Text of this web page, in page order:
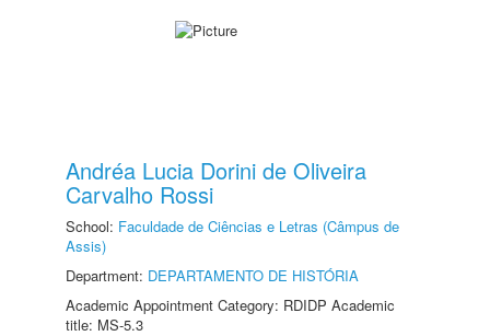
Andréa Lucia Dorini de Oliveira
Carvalho Rossi
School: Faculdade de Ciências e Letras (Câmpus de
Assis)
Department: DEPARTAMENTO DE HISTÓRIA
Academic Appointment Category: RDIDP Academic
title: MS-5.3